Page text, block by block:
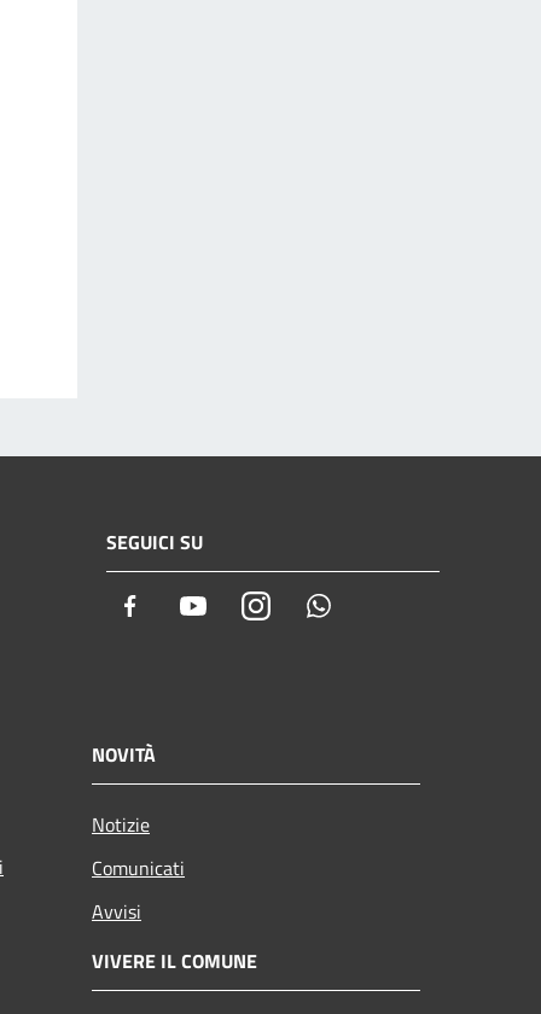
SEGUICI SU
Facebook YoutubeInstagram
NOVITÀ
Notizie
Comunicati
Avvisi
VIVERE IL COMUNE